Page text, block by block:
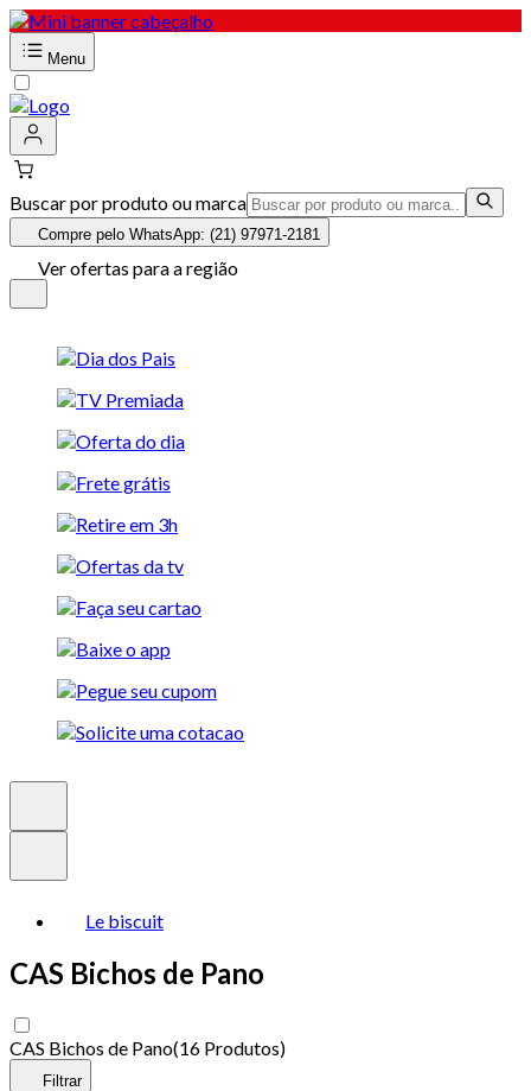
Menu
Buscar por produto ou marca
Compre pelo WhatsApp: (21) 97971-2181
Ver ofertas para a região
Le biscuit
CAS Bichos de Pano
CAS Bichos de Pano(16 Produtos)
Filtrar